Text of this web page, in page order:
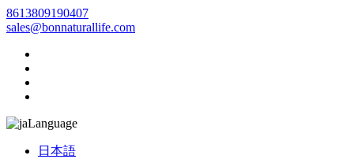
8613809190407
sales@bonnaturallife.com
Language
日本語